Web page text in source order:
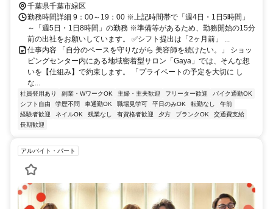
千葉県千葉市緑区
勤務時間詳細 9：00～19：00 ※上記時間帯で「週4日・1日5時間」
～「週5日・1日8時間」の勤務 ※準備等があるため、勤務開始の15分
前の出社をお願いしています。 ✅シフト提出は「2ヶ月前」 ...
仕事内容 「自分のペースを守りながら 美容師を続けたい。」 ショッ
ピングセンター内にある地域密着型サロン「Gaya」では、そんな想
いを【仕組み】で約束します。 「プライベートの予定を大切に し
な...
社員登用あり 副業・WワークOK 主婦・主夫歓迎 フリーター歓迎
バイク通勤OK
シフト自由
学歴不問 車通勤OK 職場見学可 平日のみOK 転勤なし
午前
経験者歓迎
ネイルOK 残業なし 有資格者歓迎 夕方 ブランクOK
交通費支給
長期歓迎
アルバイト・パート